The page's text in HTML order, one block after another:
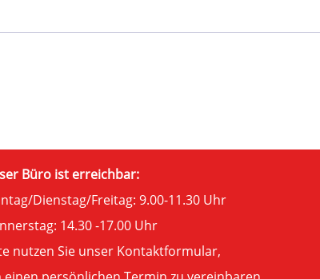
Büro ist erreichbar:
Dienstag/Freitag: 9.00-11.30 Uhr
14.30 -17.00 Uhr
nutzen Sie unser Kontaktformular,